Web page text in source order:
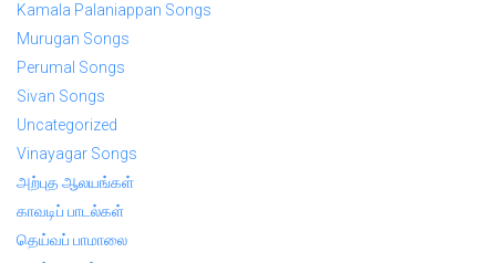
Kamala Palaniappan Songs
Murugan Songs
Perumal Songs
Sivan Songs
Uncategorized
Vinayagar Songs
அற்புத ஆலயங்கள்
காவடிப் பாடல்கள்
தெய்வப் பாமாலை